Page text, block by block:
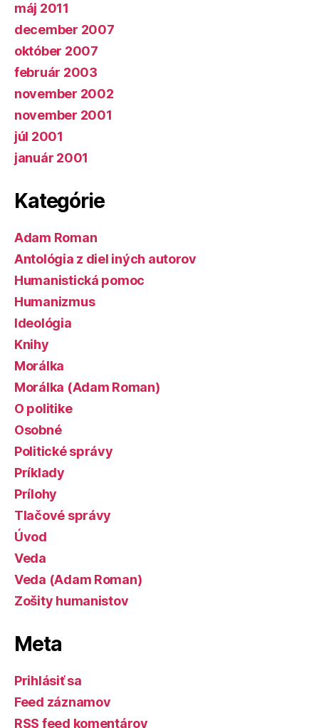
máj 2011
december 2007
október 2007
február 2003
november 2002
november 2001
júl 2001
január 2001
Kategórie
Adam Roman
Antológia z diel iných autorov
Humanistická pomoc
Humanizmus
Ideológia
Knihy
Morálka
Morálka (Adam Roman)
O politike
Osobné
Politické správy
Príklady
Prílohy
Tlačové správy
Úvod
Veda
Veda (Adam Roman)
Zošity humanistov
Meta
Prihlásiť sa
Feed záznamov
RSS feed komentárov